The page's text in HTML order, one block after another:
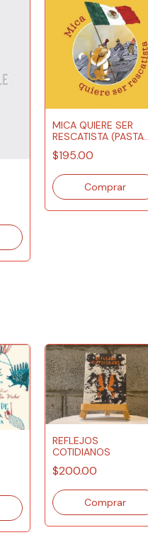
MICA QUIERE SER
RESCATISTA (PASTA
BLANDA)
$195.00
REFLEJOS
COTIDIANOS
$200.00